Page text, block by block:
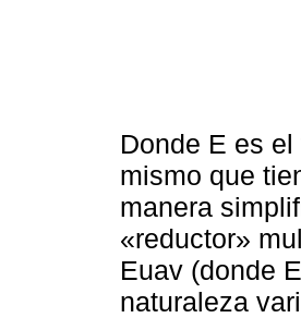
Donde E es
mismo que
manera
«reductor»
Euav (donde
naturaleza